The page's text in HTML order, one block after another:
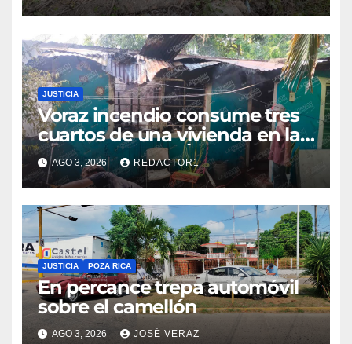
JUSTICIA
Voraz incendio consume tres
cuartos de una vivienda en la
colonia Manuel Ávila Camacho
AGO 3, 2026 REDACTOR1
JUSTICIA POZA RICA
En percance trepa automóvil
sobre el camellón
AGO 3, 2026 JOSÉ VERAZ